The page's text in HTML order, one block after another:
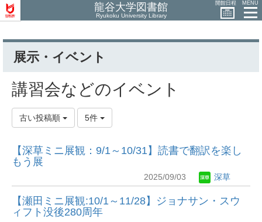
龍谷大学図書館
Ryukoku University Library
開館日程 MENU
展示・イベント
講習会などのイベント
古い投稿順 5件
【深草ミニ展観：9/1～10/31】読書で翻訳を楽し
もう展
2025/09/03 深草
【瀬田ミニ展観:10/1～11/28】ジョナサン・スウ
ィフト没後280周年